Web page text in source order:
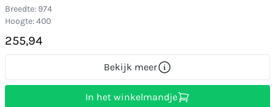
Breedte: 974
Hoogte: 400
255,94
Bekijk meer
In het winkelmandje